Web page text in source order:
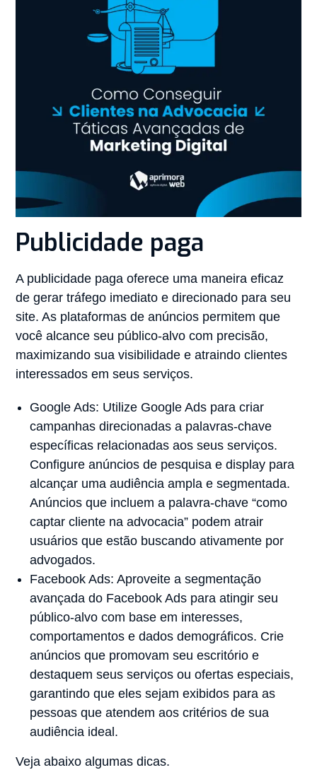
Publicidade paga
A publicidade paga oferece uma maneira eficaz
de gerar tráfego imediato e direcionado para seu
site. As plataformas de anúncios permitem que
você alcance seu público-alvo com precisão,
maximizando sua visibilidade e atraindo clientes
interessados em seus serviços.
Google Ads: Utilize Google Ads para criar
campanhas direcionadas a palavras-chave
específicas relacionadas aos seus serviços.
Configure anúncios de pesquisa e display para
alcançar uma audiência ampla e segmentada.
Anúncios que incluem a palavra-chave “como
captar cliente na advocacia” podem atrair
usuários que estão buscando ativamente por
advogados.
Facebook Ads: Aproveite a segmentação
avançada do Facebook Ads para atingir seu
público-alvo com base em interesses,
comportamentos e dados demográficos. Crie
anúncios que promovam seu escritório e
destaquem seus serviços ou ofertas especiais,
garantindo que eles sejam exibidos para as
pessoas que atendem aos critérios de sua
audiência ideal.
Veja abaixo algumas dicas.